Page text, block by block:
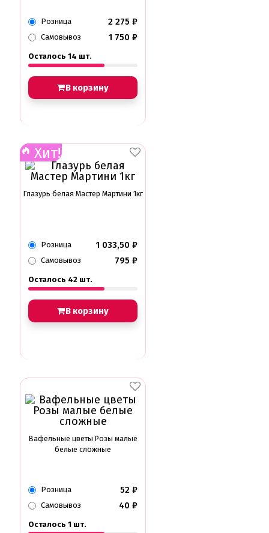
Розница 2 275 ₽
Самовывоз 1 750 ₽
Осталось 14 шт.
В корзину
Хит!
Глазурь белая Мастер Мартини 1кг
Розница 1 033,50 ₽
Самовывоз 795 ₽
Осталось 42 шт.
В корзину
Вафельные цветы Розы малые
белые сложные
Розница 52 ₽
Самовывоз 40 ₽
Осталось 1 шт.